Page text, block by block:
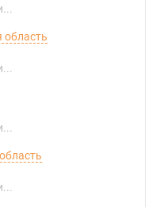
область